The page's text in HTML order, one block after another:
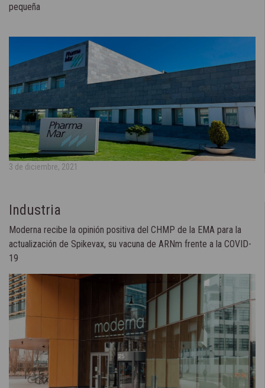
pequeña
3 de diciembre, 2021
Industria
Moderna recibe la opinión positiva del CHMP de la EMA para la
actualización de Spikevax, su vacuna de ARNm frente a la COVID-
19